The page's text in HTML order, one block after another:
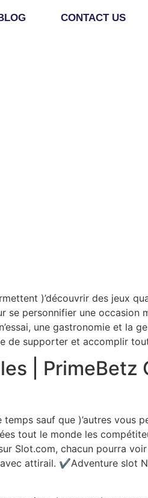
CONTACT US
)’découvrir des jeux
se personnifier une
une gastronomie et la
de supporter et accomplir
|
sauf que )’autres vous
tout le monde les
Slot.com, chacun pourra
attirail. ✔Adventure slot